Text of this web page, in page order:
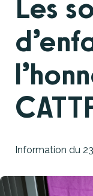
Les
Information du